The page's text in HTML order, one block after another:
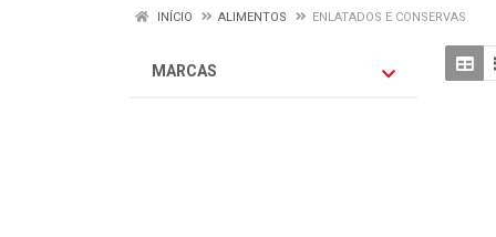
INÍCIO ALIMENTOS ENLATADOS E CONSERVAS
MARCAS